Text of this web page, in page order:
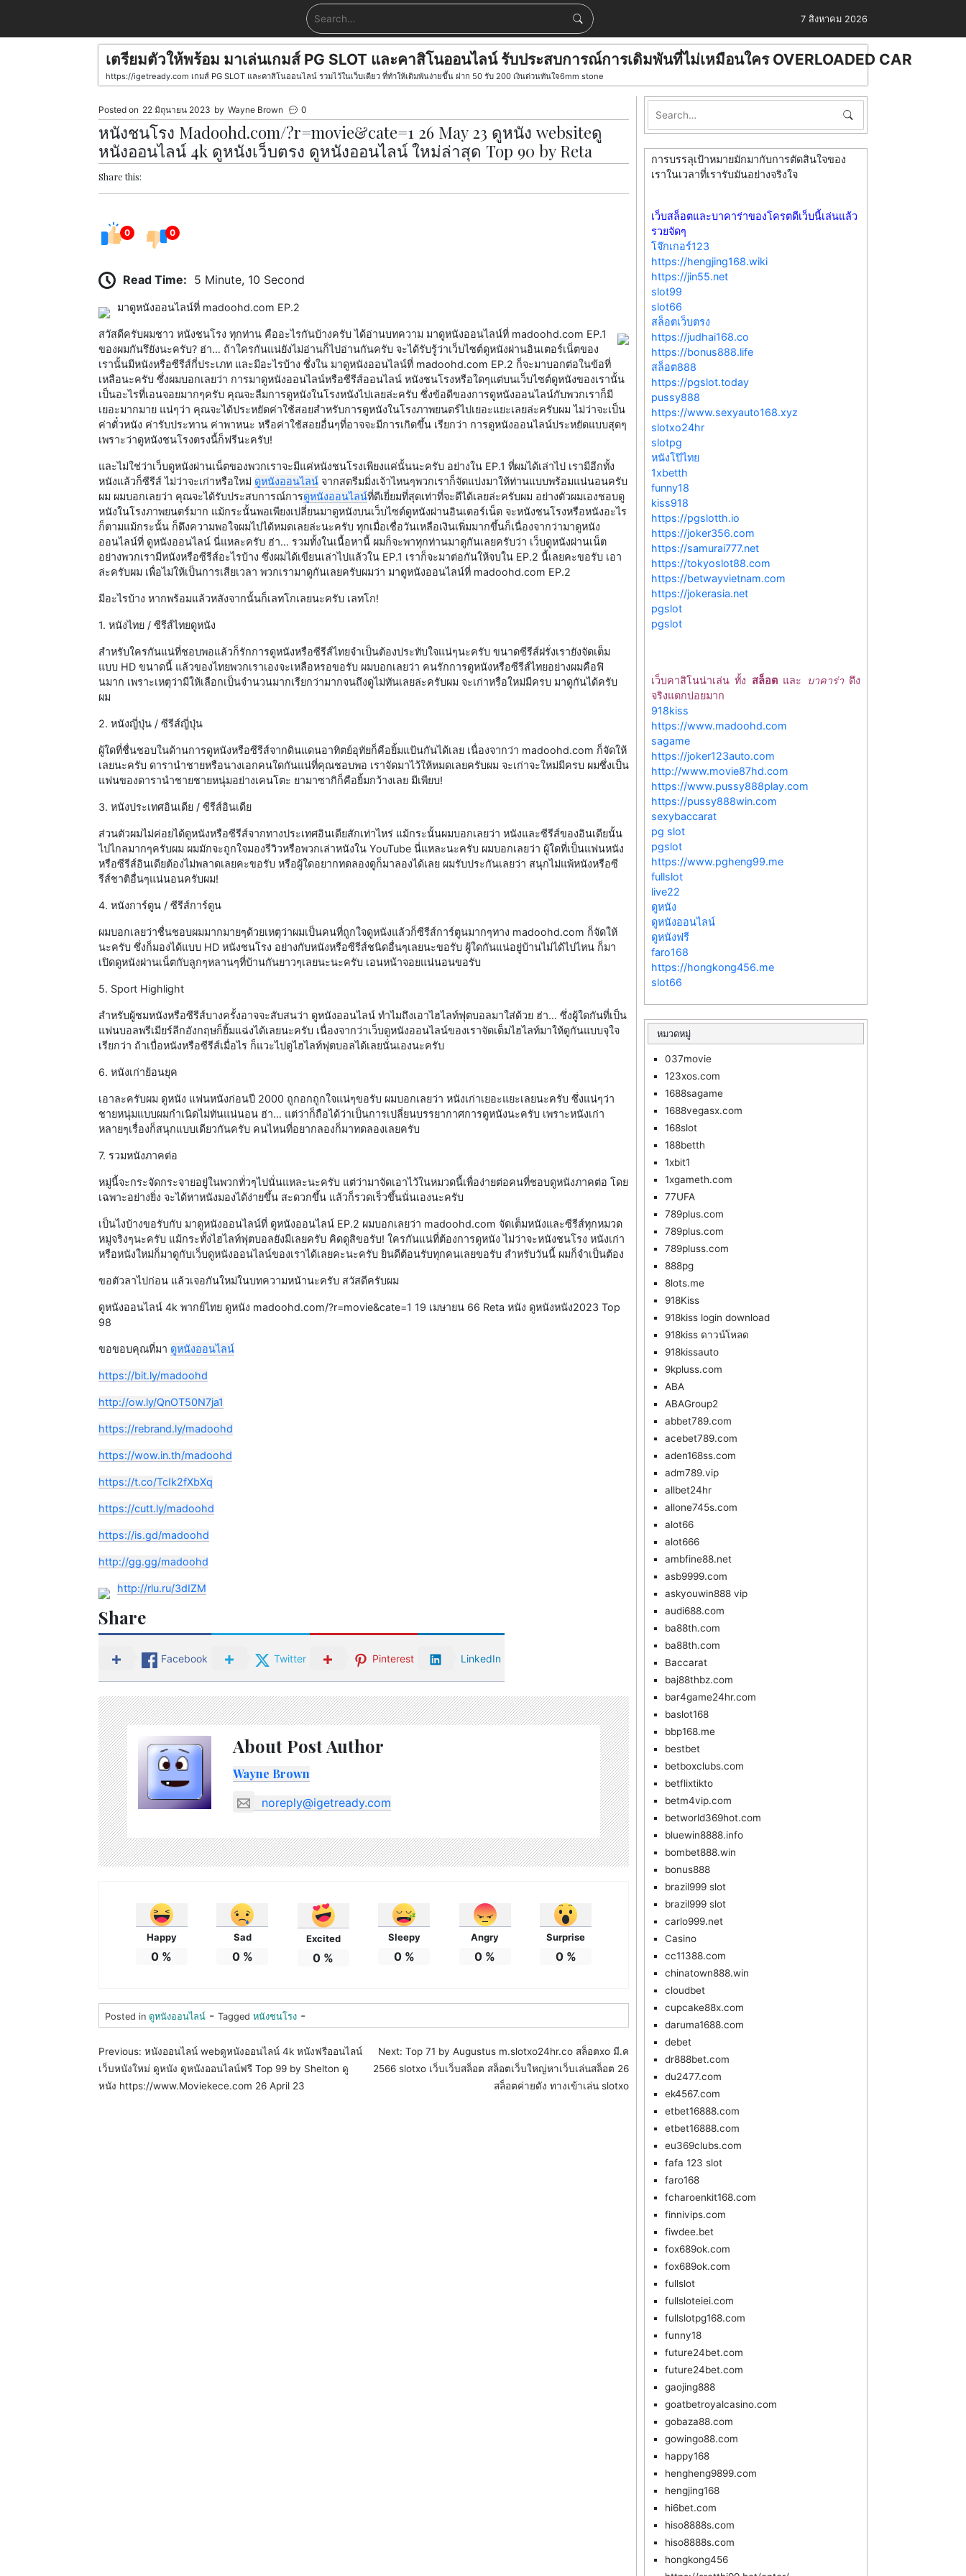
7 สิงหาคม 2026
เตรียมตัวให้พร้อม มาเล่นเกมส์ PG SLOT และคาสิโนออนไลน์ รับประสบการณ์การเดิมพันที่ไม่เหมือนใคร OVERLOADED CAR
https://igetready.com เกมส์ PG SLOT และคาสิโนออนไลน์ รวมไว้ในเว็บเดียว ที่ทำให้เดิมพันง่ายขึ้น ฝาก 50 รับ 200 เงินด่วนทันใจ6mm stone
Posted on 22 มิถุนายน 2023 by Wayne Brown 0
หนังชนโรง Madoohd.com/?r=movie&cate=1 26 May 23 ดูหนัง websiteดู
หนังออนไลน์ 4k ดูหนังเว็บตรง ดูหนังออนไลน์ ใหม่ล่าสุด Top 90 by Reta
Share this:
0 0
Read Time: 5 Minute, 10 Second
มาดูหนังออนไลน์ที่ madoohd.com EP.2
สวัสดีครับผมชาว หนังชนโรง ทุกท่าน คืออะไรกันบ้างครับ ได้อ่านบทความ มาดูหนังออนไลน์ที่ madoohd.com EP.1
ของผมกันรึยังนะครับ? ฮ่า… ถ้าใครกันแน่ยังไม่อ่านก็ไปอ่านกันครับ จะได้รับรู้ว่าเว็บไซต์ดูหนังผ่านอินเตอร์เน็ตของ
เรานั้นมีหนังหรือซีรีส์กี่ประเภท และมีอะไรบ้าง ซึ่งใน มาดูหนังออนไลน์ที่ madoohd.com EP.2 ก็จะมาบอกต่อในข้อที่
เหลือนะครับ ซึ่งผมบอกเลยว่า การมาดูหนังออนไลน์หรือซีรีส์ออนไลน์ หนังชนโรงหรือใดๆแต่บนเว็บไซต์ดูหนังของเรานั้น
เป็นอะไรที่เอนจอยมากๆครับ คุณจะลืมการดูหนังในโรงหนังไปเลยล่ะครับ ซึ่งข้อดีของการดูหนังออนไลน์กับพวกเราก็มี
เยอะมากมาย แน่ๆว่า คุณจะได้ประหยัดค่าใช้สอยสำหรับการดูหนังในโรงภาพยนตร์ไปเยอะแยะเลยล่ะครับผม ไม่ว่าจะเป็น
ค่าตั๋วหนัง ค่ารับประทาน ค่าพาหนะ หรือค่าใช้สอยอื่นๆที่อาจจะมีการเกิดขึ้น เรียกว่า การดูหนังออนไลน์ประหยัดแบบสุดๆ
เพราะว่าดูหนังชนโรงตรงนี้ก็ฟรีนะครับ!
และไม่ใช่ว่าเว็บดูหนังผ่านเน็ตของพวกเราจะมีแค่หนังชนโรงเพียงแค่นั้นนะครับ อย่างใน EP.1 ที่ผมได้เล่าไป เรามีอีกทั้ง
หนังแล้วก็ซีรีส์ ไม่ว่าจะเก่าหรือใหม่ ดูหนังออนไลน์ จากสตรีมมิ่งเจ้าไหนๆพวกเราก็จัดแบ่งมาให้ท่านแบบพร้อมแน่นอนครับ
ผม ผมบอกเลยว่า คุณจะได้รับประสบการณ์การดูหนังออนไลน์ที่ดีเยี่ยมที่สุดเท่าที่จะดีได้เลยล่ะครับผม อย่างตัวผมเองชอบดู
หนังในโรงภาพยนตร์มาก แม้กระนั้นพอเพียงเปลี่ยนมาดูหนังบนเว็บไซต์ดูหนังผ่านอินเตอร์เน็ต จะหนังชนโรงหรือหนังอะไร
ก็ตามแม้กระนั้น ก็ดึงความพอใจผมไปได้หมดเลยล่ะนะครับ ทุกเมื่อเชื่อวันเหลือเงินเพิ่มมากขึ้นก็เนื่องจากว่ามาดูหนัง
ออนไลน์ที่ ดูหนังออนไลน์ นี่แหละครับ ฮ่า… รวมทั้งในเนื้อหานี้ ผมก็จะพาทุกท่านมาดูกันเลยครับว่า เว็บดูหนังผ่านเน็ต
อย่างพวกเรามีหนังหรือซีรีส์อะไรบ้าง ซึ่งผมได้เขียนเล่าไปแล้วใน EP.1 เราก็จะมาต่อกันให้จบใน EP.2 นี้เลยคะขอรับ เอา
ล่ะครับผม เพื่อไม่ให้เป็นการเสียเวลา พวกเรามาดูกันเลยครับผมว่า มาดูหนังออนไลน์ที่ madoohd.com EP.2
มีอะไรบ้าง หากพร้อมแล้วหลังจากนั้นก็เลทโกเลยนะครับ เลทโก!
1. หนังไทย / ซีรีส์ไทยดูหนัง
สำหรับใครกันแน่ที่ชอบพอแล้วก็รักการดูหนังหรือซีรีส์ไทยจำเป็นต้องประทับใจแน่ๆนะครับ ขนาดซีรีส์ฝรั่งเรายังจัดเต็ม
แบบ HD ขนาดนี้ แล้วของไทยพวกเราเองจะเหลือหรอขอรับ ผมบอกเลยว่า คนรักการดูหนังหรือซีรีส์ไทยอย่างผมคือฟิ
นมาก เพราะเหตุว่ามีให้เลือกเป็นจำนวนมากเรียกว่ามากจนถึงดูไม่ทันเลยล่ะครับผม จะเก่าหรือใหม่มีครบ มาดูกันได้ครับ
ผม
2. หนังญี่ปุ่น / ซีรีส์ญี่ปุ่น
ผู้ใดที่ชื่นชอบในด้านการดูหนังหรือซีรีส์จากดินแดนอาทิตย์อุทัยก็คือยิ้มแป้นกันได้เลย เนื่องจากว่า madoohd.com ก็จัดให้
เลยนะครับ ดารานำชายหรือนางเอกคนใดกันแน่ที่คุณชอบพอ เราจัดมาไว้ให้หมดเลยครับผม จะเก่าจะใหม่มีครบ ผมซึ่งเป็น
แฟนของดารานำชายชายหนุ่มอย่างเคนโตะ ยามาซากิก็คือยิ้มกว้างเลย มีเพียบ!
3. หนังประเทศอินเดีย / ซีรีส์อินเดีย
ส่วนตัวผมไม่ค่อยได้ดูหนังหรือซีรีส์จากทางประเทศอินเดียสักเท่าไหร่ แม้กระนั้นผมบอกเลยว่า หนังและซีรีส์ของอินเดียนั้น
ไปไกลมากๆครับผม ผมมักจะถูกใจมองรีวิวหรือพวกเล่าหนังใน YouTube นี่แหละนะครับ ผมบอกเลยว่า ผู้ใดที่เป็นแฟนหนัง
หรือซีรีส์อินเดียต้องไม่พลาดเลยคะขอรับ หรือผู้ใดอยากทดลองดูก็มาลองได้เลย ผมรับประกันเลยว่า สนุกไม่แพ้หนังหรือซี
รีส์ชาติอื่นๆแน่นอนครับผม!
4. หนังการ์ตูน / ซีรีส์การ์ตูน
ผมบอกเลยว่าชื่นชอบผมมากมายๆด้วยเหตุว่าผมเป็นคนที่ถูกใจดูหนังแล้วก็ซีรีส์การ์ตูนมากๆทาง madoohd.com ก็จัดให้
นะครับ ซึ่งก็มองได้แบบ HD หนังชนโรง อย่างกับหนังหรือซีรีส์ชนิดอื่นๆเลยนะขอรับ ผู้ใดกันแน่อยู่บ้านไม่ได้ไปไหน ก็มา
เปิดดูหนังผ่านเน็ตกับลูกๆหลานๆที่บ้านกันยาวๆเลยนะนะครับ เอนหน้าจอยแน่นอนขอรับ
5. Sport Highlight
สำหรับผู้ชมหนังหรือซีรีส์บางครั้งอาจจะสับสนว่า ดูหนังออนไลน์ ทำไมถึงเอาไฮไลท์ฟุตบอลมาใส่ด้วย ฮ่า… ซึ่งผู้ใดกันที่เป็น
แฟนบอลพรีเมียร์ลีกอังกฤษก็ยิ้มแฉ่งได้เลยนะครับ เนื่องจากว่าเว็บดูหนังออนไลน์ของเราจัดเต็มไฮไลท์มาให้ดูกันแบบจุใจ
เรียกว่า ถ้าเบื่อหนังหรือซีรีส์เมื่อไร ก็แวะไปดูไฮไลท์ฟุตบอลได้เลยนั่นเองนะครับ
6. หนังเก่าย้อนยุค
เอาละครับผม ดูหนัง แฟนหนังก่อนปี 2000 ถูกอกถูกใจแน่ๆขอรับ ผมบอกเลยว่า หนังเก่าเยอะแยะเลยนะครับ ซึ่งแน่ๆว่า
ชายหนุ่มแบบผมกำเนิดไม่ทันแน่นอน ฮ่า… แต่ว่าก็ถือได้ว่าเป็นการเปลี่ยนบรรยากาศการดูหนังนะครับ เพราะหนังเก่า
หลายๆเรื่องก็สนุกแบบเดียวกันครับ คนไหนที่อยากลองก็มาทดลองเลยครับ
7. รวมหนังภาคต่อ
หมู่นี้จะกระจัดกระจายอยู่ในพวกทั่วๆไปนั่นแหละนะครับ แต่ว่ามาจัดเอาไว้ในหมวดนี้เพื่อง่ายต่อคนที่ชอบดูหนังภาคต่อ โดย
เฉพาะอย่างยิ่ง จะได้หาหนังมองได้ง่ายขึ้น สะดวกขึ้น แล้วก็รวดเร็วขึ้นนั่นเองนะครับ
เป็นไงบ้างขอรับกับ มาดูหนังออนไลน์ที่ ดูหนังออนไลน์ EP.2 ผมบอกเลยว่า madoohd.com จัดเต็มหนังและซีรีส์ทุกหมวด
หมู่จริงๆนะครับ แม้กระทั้งไฮไลท์ฟุตบอลยังมีเลยครับ คิดดูสิขอรับ! ใครกันแน่ที่ต้องการดูหนัง ไม่ว่าจะหนังชนโรง หนังเก่า
หรือหนังใหม่ก็มาดูกับเว็บดูหนังออนไลน์ของเราได้เลยคะนะครับ ยินดีต้อนรับทุกคนเลยขอรับ สำหรับวันนี้ ผมก็จำเป็นต้อง
ขอตัวลาไปก่อน แล้วเจอกันใหม่ในบทความหน้านะครับ สวัสดีครับผม
ดูหนังออนไลน์ 4k พากย์ไทย ดูหนัง madoohd.com/?r=movie&cate=1 19 เมษายน 66 Reta หนัง ดูหนังหนัง2023 Top
98
ขอขอบคุณที่มา ดูหนังออนไลน์
https://bit.ly/madoohd
http://ow.ly/QnOT50N7ja1
https://rebrand.ly/madoohd
https://wow.in.th/madoohd
https://t.co/TcIk2fXbXq
https://cutt.ly/madoohd
https://is.gd/madoohd
http://gg.gg/madoohd
http://rlu.ru/3dIZM
Share
Facebook Twitter Pinterest LinkedIn
About Post Author
Wayne Brown
noreply@igetready.com
Happy
0 %
Sad
0%
Excited
0 %
Sleepy
0%
Angry
0 %
Surprise
0%
Posted in ดูหนังออนไลน์ - Tagged หนังชนโรง -
แ
น
Previous: หนังออนไลน์ webดูหนังออนไลน์ 4k หนังฟรีออนไลน์
เว็บหนังใหม่ ดูหนัง ดูหนังออนไลน์ฟรี Top 99 by Shelton ดู
หนัง https://www.Moviekece.com 26 April 23
Next: Top 71 by Augustus m.slotxo24hr.co สล็อตxo มี.ค
2566 slotxo เว็บเว็บสล็อต สล็อตเว็บใหญ่หาเว็บเล่นสล็อต 26
สล็อตค่ายดัง ทางเข้าเล่น slotxo
การบรรลุเป้าหมายมักมากับการตัดสินใจของ
เราในเวลาที่เรารับมันอย่างจริงใจ
เว็บสล็อตและบาคาร่าของโครตดีเว็บนี้เล่นแล้ว
รวยจัดๆ
โจ๊กเกอร์123
https://hengjing168.wiki
https://jin55.net
slot99
slot66
สล็อตเว็บตรง
https://judhai168.co
https://bonus888.life
สล็อต888
https://pgslot.today
pussy888
https://www.sexyauto168.xyz
slotxo24hr
slotpg
หนังโป๊ไทย
1xbetth
funny18
kiss918
https://pgslotth.io
https://joker356.com
https://samurai777.net
https://tokyoslot88.com
https://betwayvietnam.com
https://jokerasia.net
pgslot
pgslot
เว็บคาสิโนน่าเล่น ทั้ง สล็อตและ บาคาร่าตึง
จริงแตกบ่อยมาก
918kiss
https://www.madoohd.com
sagame
https://joker123auto.com
http://www.movie87hd.com
https://www.pussy888play.com
https://pussy888win.com
sexybaccarat
pg slot
pgslot
https://www.pgheng99.me
fullslot
live22
ดูหนัง
ดูหนังออนไลน์
ดูหนังฟรี
faro168
https://hongkong456.me
slot66
หมวดหมู่
037movie
123xos.com
1688sagame
1688vegasx.com
168slot
188betth
1xbit1
1xgameth.com
77UFA
789plus.com
789plus.com
789pluss.com
888pg
8lots.me
918Kiss
918kiss login download
918kiss ดาวน์โหลด
918kissauto
9kpluss.com
ABA
ABAGroup2
abbet789.com
acebet789.com
aden168ss.com
adm789.vip
allbet24hr
allone745s.com
alot66
alot666
ambfine88.net
asb9999.com
askyouwin888 vip
audi688.com
ba88th.com
ba88th.com
Baccarat
baj88thbz.com
bar4game24hr.com
baslot168
bbp168.me
bestbet
betboxclubs.com
betflixtikto
betm4vip.com
betworld369hot.com
bluewin8888.info
bombet888.win
bonus888
brazil999 slot
brazil999 slot
carlo999.net
Casino
cc11388.com
chinatown888.win
cloudbet
cupcake88x.com
daruma1688.com
debet
dr888bet.com
du2477.com
ek4567.com
etbet16888.com
etbet16888.com
eu369clubs.com
fafa 123 slot
faro168
fcharoenkit168.com
finnivips.com
fiwdee.bet
fox689ok.com
fox689ok.com
fullslot
fullsloteiei.com
fullslotpg168.com
funny18
future24bet.com
future24bet.com
gaojing888
goatbetroyalcasino.com
gobaza88.com
gowingo88.com
happy168
hengheng9899.com
hengjing168
hi6bet.com
hiso8888s.com
hiso8888s.com
hongkong456